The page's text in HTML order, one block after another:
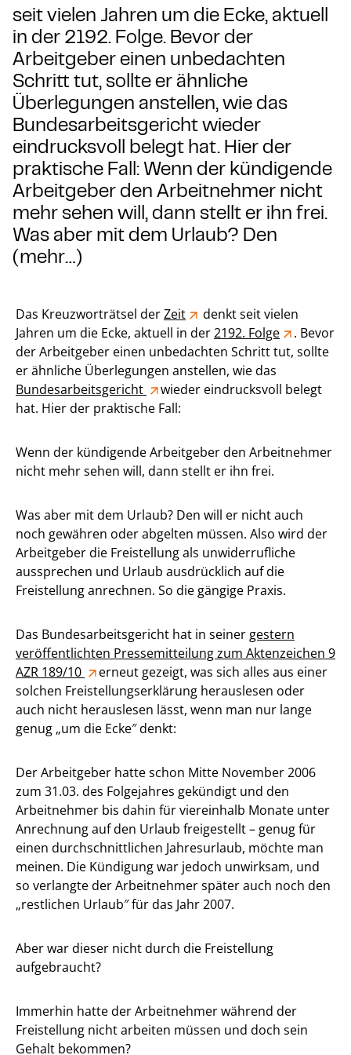
seit vielen Jahren um die Ecke, aktuell
in der 2192. Folge. Bevor der
Arbeitgeber einen unbedachten
Schritt tut, sollte er ähnliche
Überlegungen anstellen, wie das
Bundesarbeitsgericht wieder
eindrucksvoll belegt hat. Hier der
praktische Fall: Wenn der kündigende
Arbeitgeber den Arbeitnehmer nicht
mehr sehen will, dann stellt er ihn frei.
Was aber mit dem Urlaub? Den
(mehr…)
Das Kreuzworträtsel derZeit
denkt seit vielen
Jahren um die Ecke, aktuell in der2192. Folge
. Bevor
der Arbeitgeber einen unbedachten Schritt tut, sollte
er ähnliche Überlegungen anstellen, wie das
Bundesarbeitsgericht
wieder eindrucksvoll belegt
hat. Hier der praktische Fall:
Wenn der kündigende Arbeitgeber den Arbeitnehmer
nicht mehr sehen will, dann stellt er ihn frei.
Was aber mit dem Urlaub? Den will er nicht auch
noch gewähren oder abgelten müssen. Also wird der
Arbeitgeber die Freistellung als unwiderrufliche
aussprechen und Urlaub ausdrücklich auf die
Freistellung anrechnen. So die gängige Praxis.
Das Bundesarbeitsgericht hat in seiner gestern
veröffentlichten Pressemitteilung zum Aktenzeichen 9
AZR 189/10
erneut gezeigt, was sich alles aus einer
solchen Freistellungserklärung herauslesen oder
auch nicht herauslesen lässt, wenn man nur lange
genug „um die Ecke″ denkt:
Der Arbeitgeber hatte schon Mitte November 2006
zum 31.03. des Folgejahres gekündigt und den
Arbeitnehmer bis dahin für viereinhalb Monate unter
Anrechnung auf den Urlaub freigestellt – genug für
einen durchschnittlichen Jahresurlaub, möchte man
meinen. Die Kündigung war jedoch unwirksam, und
so verlangte der Arbeitnehmer später auch noch den
„restlichen Urlaub″ für das Jahr 2007.
Aber war dieser nicht durch die Freistellung
aufgebraucht?
Immerhin hatte der Arbeitnehmer während der
Freistellung nicht arbeiten müssen und doch sein
Gehalt bekommen?